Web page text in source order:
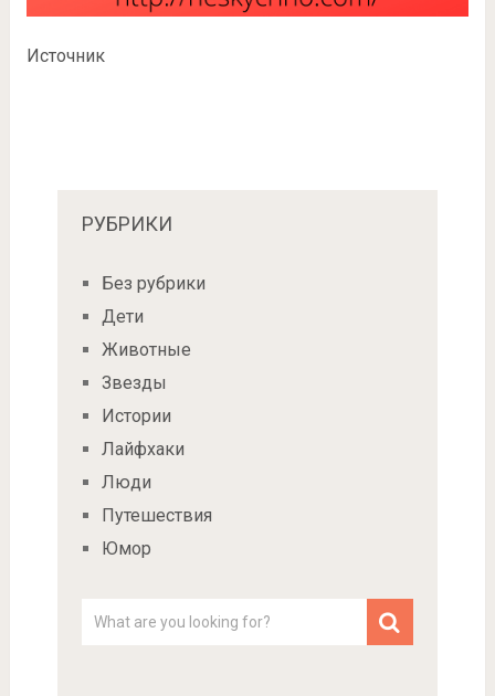
Источник
РУБРИКИ
Без рубрики
Дети
Животные
Звезды
Истории
Лайфхаки
Люди
Путешествия
Юмор